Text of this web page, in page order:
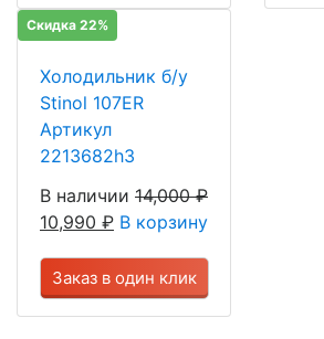
Скидка 22%
Холодильник б/у
Stinol 107ER
Артикул
2213682h3
В наличии 14,000₽
10,990 ₽ В корзину
Заказ в один клик